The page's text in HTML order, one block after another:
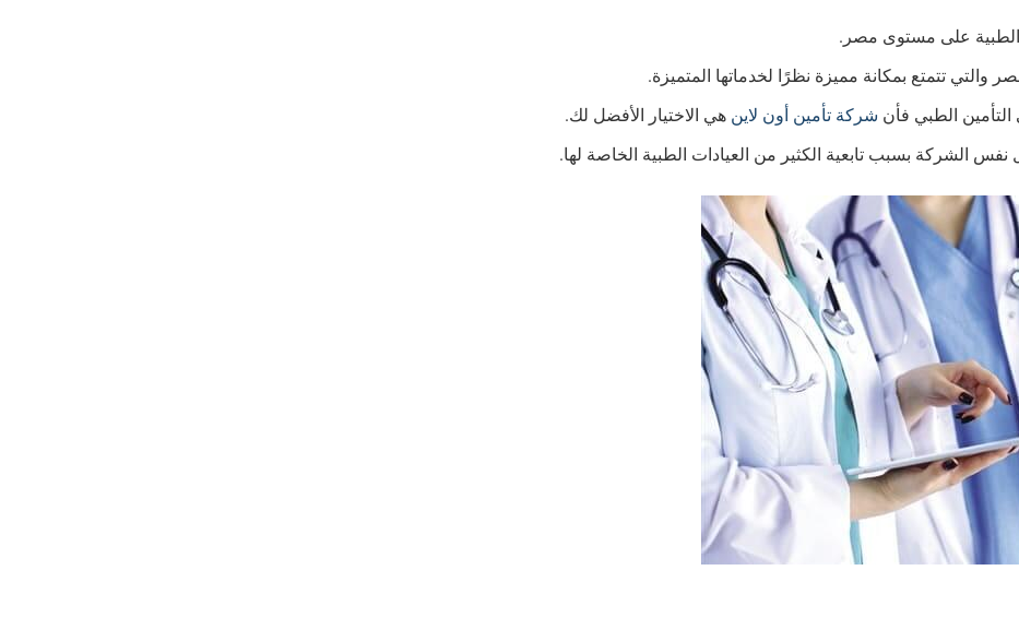
الطبية على مستوى مصر.
تتمتع بمكانة مميزة نظرًا لخدماتها المتميزة.
الطبي فأن شركة تأمين أون لاين هي الاختيار الأفضل لك.
الشركة بسبب تابعية الكثير من العيادات الطبية الخاصة لها.